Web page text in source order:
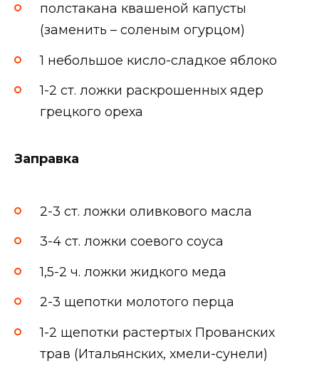
полстакана квашеной капусты
(заменить – соленым огурцом)
1 небольшое кисло-сладкое яблоко
1-2 ст. ложки раскрошенных ядер
грецкого ореха
Заправка
2-3 ст. ложки оливкового масла
3-4 ст. ложки соевого соуса
1,5-2 ч. ложки жидкого меда
2-3 щепотки молотого перца
1-2 щепотки растертых Прованских
трав (Итальянских, хмели-сунели)